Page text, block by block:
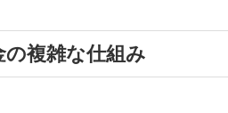
の複雑な仕組み